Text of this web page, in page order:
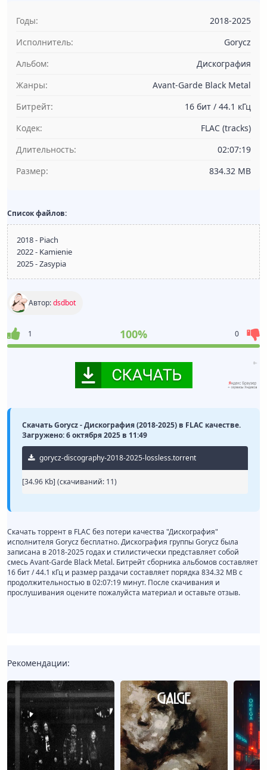
Годы:
2018-2025
Исполнитель:
Gorycz
Альбом:
Дискография
Жанры:
Avant-Garde Black Metal
Битрейт:
16 бит / 44.1 кГц
Кодек:
FLAC (tracks)
Длительность:
02:07:19
Размер:
834.32 MB
Список файлов:
2018 - Piach
2022 - Kamienie
2025 - Zasypia
Автор:dsdbot
1 100% 0
Скачать Gorycz - Дискография (2018-2025) в FLAC качестве.
Загружено: 6 октября 2025 в 11:49
gorycz-discography-2018-2025-lossless.torrent
[34.96 Kb] (cкачиваний: 11)
Скачать торрент в FLAC без потери качества "Дискография"
исполнителя Gorycz бесплатно. Дискография группы Gorycz была
записана в 2018-2025 годах и стилистически представляет собой
смесь Avant-Garde Black Metal. Битрейт сборника альбомов составляет
16 бит / 44.1 кГц и размер раздачи составляет порядка 834.32 MB с
продолжительностью в 02:07:19 минут. После скачивания и
прослушивания оцените пожалуйста материал и оставьте отзыв.
Рекомендации: